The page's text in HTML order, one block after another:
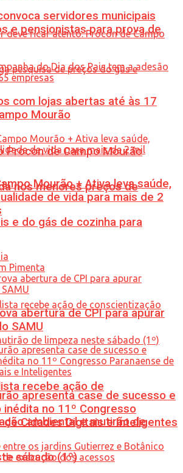
Procon de Campo Mourão
nos menores preços de
e do gás de cozinha para
recebe ação de
ambiental e mutirão de
sábado (1º)
servidores municipais
e pensionistas para prova de
com lojas abertas até às 17
Mourão
Mourão + Ativa leva saúde,
de vida para mais de 2
Pimenta
abertura de CPI para apurar
SAMU
apresenta case de sucesso e
no 11º Congresso
de Cidades Digitais e Inteligentes